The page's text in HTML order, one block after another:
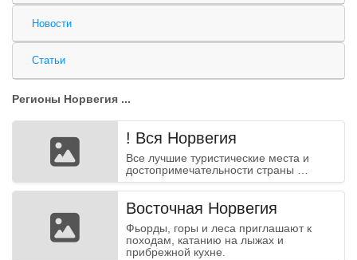
Новости
Статьи
Регионы Норвегия ...
! Вся Норвегия
Все лучшие туристические места и
достопримечательности страны …
Восточная Норвегия
Фьорды, горы и леса приглашают к
походам, катанию на лыжах и
прибрежной кухне.